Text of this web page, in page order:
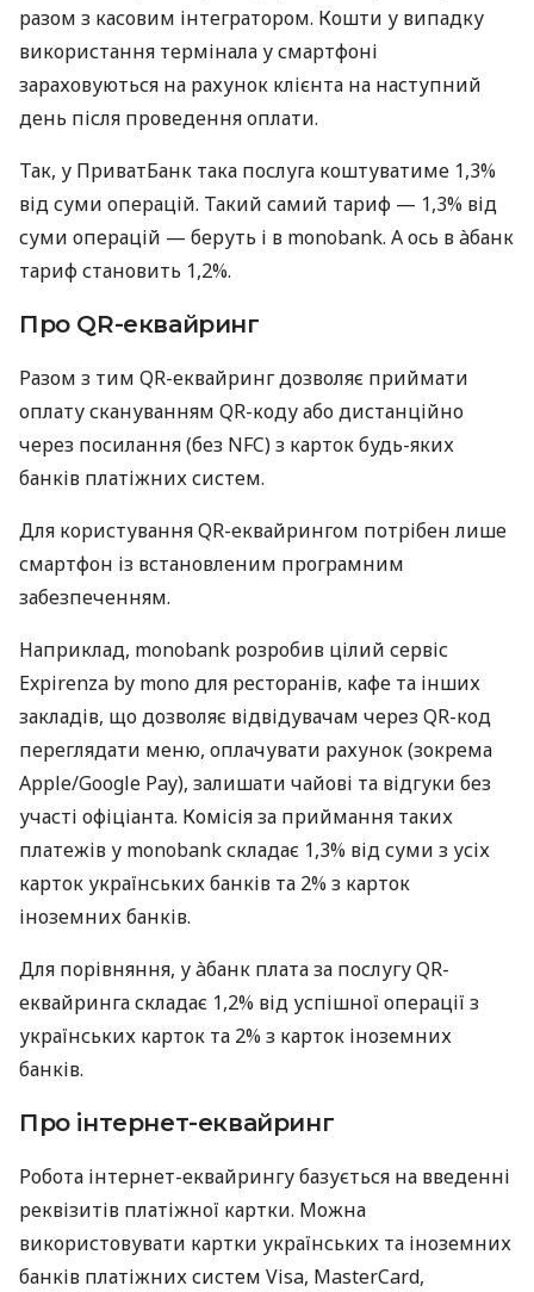
разом з касовим інтегратором. Кошти у випадку
використання термінала у смартфоні
зараховуються на рахунок клієнта на наступний
день після проведення оплати.
Так, у ПриватБанк така послуга коштуватиме 1,3%
від суми операцій. Такий самий тариф — 1,3% від
суми операцій — беруть і в monobank. А ось в àбанк
тариф становить 1,2%.
Про QR-еквайринг
Разом з тим QR-еквайринг дозволяє приймати
оплату скануванням QR-коду або дистанційно
через посилання (без NFC) з карток будь-яких
банків платіжних систем.
Для користування QR-еквайрингом потрібен лише
смартфон із встановленим програмним
забезпеченням.
Наприклад, monobank розробив цілий сервіс
Expirenza by mono для ресторанів, кафе та інших
закладів, що дозволяє відвідувачам через QR-код
переглядати меню, оплачувати рахунок (зокрема
Apple/Google Pay), залишати чайові та відгуки без
участі офіціанта. Комісія за приймання таких
платежів у monobank складає 1,3% від суми з усіх
карток українських банків та 2% з карток
іноземних банків.
Для порівняння, у àбанк плата за послугу QR-
еквайринга складає 1,2% від успішної операції з
українських карток та 2% з карток іноземних
банків.
Про інтернет-еквайринг
Робота інтернет-еквайрингу базується на введенні
реквізитів платіжної картки. Можна
використовувати картки українських та іноземних
банків платіжних систем Visa, MasterCard,